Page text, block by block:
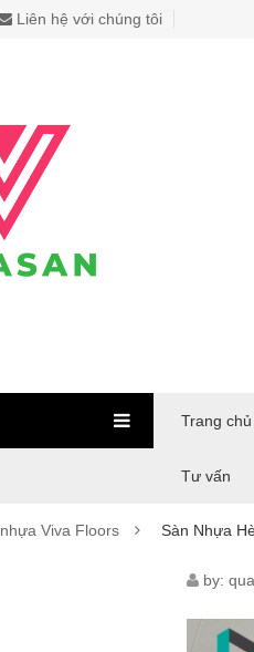
Liên hệ với chúng tôi
Trang chủ
Tư vấn
Viva Floors Sàn Nhựa
SÀN
by: